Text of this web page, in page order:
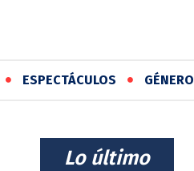
ESPECTÁCULOS GÉNERO
⠀Lo último⠀